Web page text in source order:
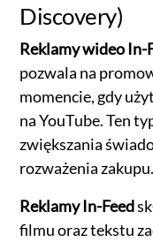
Discovery)
Reklamy wideo In-
pozwala na
momencie, gdy
na YouTube. Ten
zwiększania
rozważenia zakupu.
Reklamy In-Feed
filmu oraz tekstu